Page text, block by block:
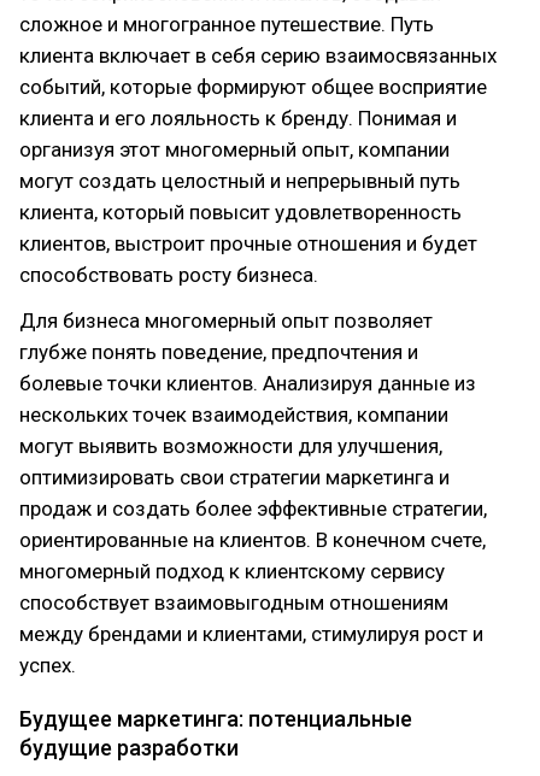
сложное и многогранное путешествие. Путь
клиента включает в себя серию взаимосвязанных
событий, которые формируют общее восприятие
клиента и его лояльность к бренду. Понимая и
организуя этот многомерный опыт, компании
могут создать целостный и непрерывный путь
клиента, который повысит удовлетворенность
клиентов, выстроит прочные отношения и будет
способствовать росту бизнеса.
Для бизнеса многомерный опыт позволяет
глубже понять поведение, предпочтения и
болевые точки клиентов. Анализируя данные из
нескольких точек взаимодействия, компании
могут выявить возможности для улучшения,
оптимизировать свои стратегии маркетинга и
продаж и создать более эффективные стратегии,
ориентированные на клиентов. В конечном счете,
многомерный подход к клиентскому сервису
способствует взаимовыгодным отношениям
между брендами и клиентами, стимулируя рост и
успех.
Будущее маркетинга: потенциальные
будущие разработки